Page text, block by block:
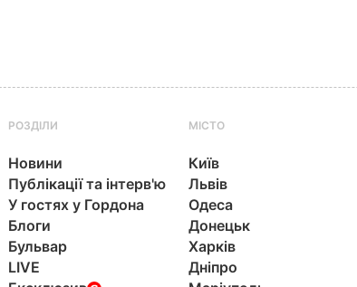
РОЗДІЛИ
Новини
Публікації та інтерв'ю
У гостях у Гордона
Блоги
Бульвар
LIVE
МІСТО
Київ
Львів
Одеса
Донецьк
Харків
Дніпро